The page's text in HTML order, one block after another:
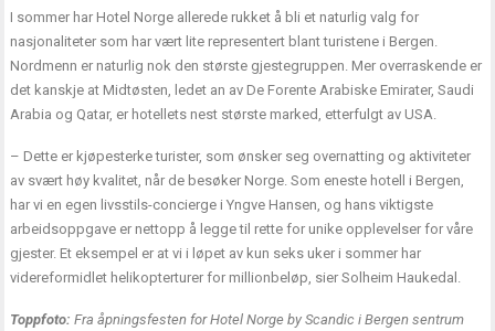
I sommer har Hotel Norge allerede rukket å bli et naturlig valg for
nasjonaliteter som har vært lite representert blant turistene i Bergen.
Nordmenn er naturlig nok den største gjestegruppen. Mer overraskende er
det kanskje at Midtøsten, ledet an av De Forente Arabiske Emirater, Saudi
Arabia og Qatar, er hotellets nest største marked, etterfulgt av USA.
– Dette er kjøpesterke turister, som ønsker seg overnatting og aktiviteter
av svært høy kvalitet, når de besøker Norge. Som eneste hotell i Bergen,
har vi en egen livsstils-concierge i Yngve Hansen, og hans viktigste
arbeidsoppgave er nettopp å legge til rette for unike opplevelser for våre
gjester. Et eksempel er at vi i løpet av kun seks uker i sommer har
videreformidlet helikopterturer for millionbeløp, sier Solheim Haukedal.
Toppfoto: Fra åpningsfesten for Hotel Norge by Scandic i Bergen sentrum